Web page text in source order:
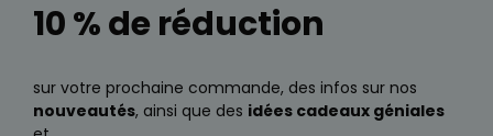
10 % de réduction
sur votre prochaine commande, des infos sur nos
nouveautés, ainsi que des idées cadeaux géniales